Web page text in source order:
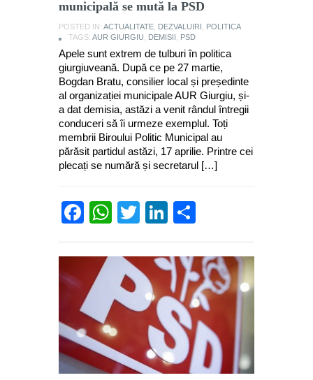
municipală se mută la PSD
POSTED IN: ACTUALITATE DEZVALUIRI
POLITICA
TAGS: AUR GIURGIU DEMISII PSD
Apele sunt extrem de tulburi în politica
giurgiuveană. După ce pe 27 martie,
Bogdan Bratu, consilier local și președinte
al organizației municipale AUR Giurgiu, și-
a dat demisia, astăzi a venit rândul întregii
conduceri să îi urmeze exemplul. Toți
membrii Biroului Politic Municipal au
părăsit partidul astăzi, 17 aprilie. Printre cei
plecați se numără și secretarul […]
Facebook
WhatsApp
TwitterLinkedIn